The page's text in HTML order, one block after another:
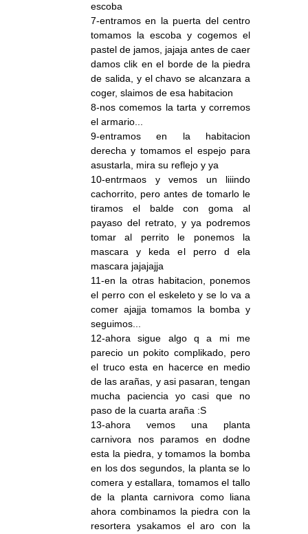
escoba
7-entramos en la puerta del centro
tomamos la escoba y cogemos el
pastel de jamos, jajaja antes de caer
damos clik en el borde de la piedra
de salida, y el chavo se alcanzara a
coger, slaimos de esa habitacion
8-nos comemos la tarta y corremos
el armario...
9-entramos en la habitacion
derecha y tomamos el espejo para
asustarla, mira su reflejo y ya
10-entrmaos y vemos un liiindo
cachorrito, pero antes de tomarlo le
tiramos el balde con goma al
payaso del retrato, y ya podremos
tomar al perrito le ponemos la
mascara y keda el perro d ela
mascara jajajajja
11-en la otras habitacion, ponemos
el perro con el eskeleto y se lo va a
comer ajajja tomamos la bomba y
seguimos...
12-ahora sigue algo q a mi me
parecio un pokito complikado, pero
el truco esta en hacerce en medio
de las arañas, y asi pasaran, tengan
mucha paciencia yo casi que no
paso de la cuarta araña :S
13-ahora vemos una planta
carnivora nos paramos en dodne
esta la piedra, y tomamos la bomba
en los dos segundos, la planta se lo
comera y estallara, tomamos el tallo
de la planta carnivora como liana
ahora combinamos la piedra con la
resortera ysakamos el aro con la